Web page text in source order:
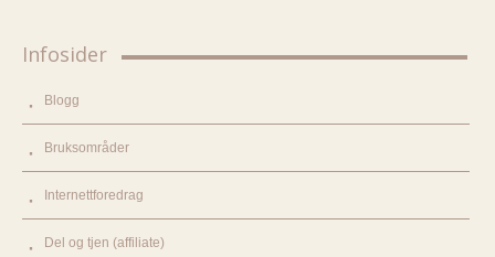
Infosider
Blogg
Bruksområder
Internettforedrag
Del og tjen (affiliate)